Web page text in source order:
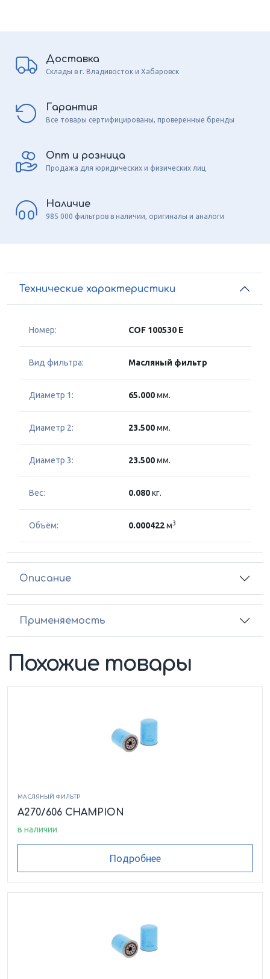
Доставка
Склады в г. Владивосток и Хабаровск
Гарантия
Все товары сертифицированы, проверенные бренды
Опт и розница
Продажа для юридических и физических лиц
Наличие
985 000 фильтров в наличии, оригиналы и аналоги
Технические характеристики
Номер: COF 100530 E
Вид фильтра: Масляный фильтр
Диаметр 1: 65.000мм.
Диаметр 2: 23.500мм.
Диаметр 3: 23.500мм.
Вес: 0.080кг.
Объём: 0.000422м3
Описание
Применяемость
Похожие товары
МАСЛЯНЫЙ ФИЛЬТР
A270/606 CHAMPION
в наличии
Подробнее